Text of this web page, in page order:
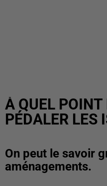
À QUEL POINT
PÉDALER LES
On peut le savoir
aménagements.